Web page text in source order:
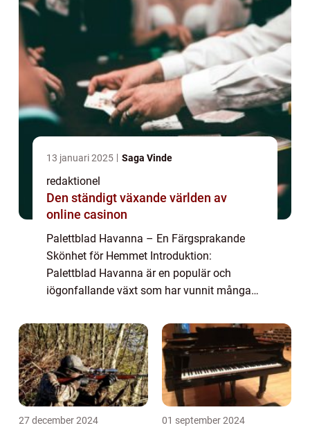
13 januari 2025 Saga Vinde
redaktionel
Den ständigt växande världen av
online casinon
Palettblad Havanna – En Färgsprakande
Skönhet för Hemmet Introduktion:
Palettblad Havanna är en populär och
iögonfallande växt som har vunnit många
blad i olika nyanser av grönt, rosa, och rött,
har de...
27 december 2024 01 september 2024